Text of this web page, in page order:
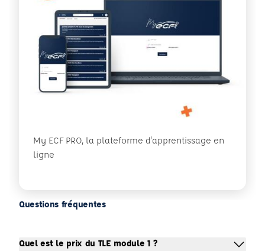
My ECF PRO, la plateforme d'apprentissage en
ligne
Questions fréquentes
Quel est le prix du TLE module 1 ?